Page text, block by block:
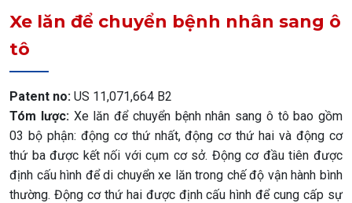
Xe lăn để chuyển bệnh nhân sang ô
tô
Patent no: US 11,071,664 B2
Tóm lược: Xe lăn để chuyển bệnh nhân sang ô tô bao gồm
03 bộ phận: động cơ thứ nhất, động cơ thứ hai và động cơ
thứ ba được kết nối với cụm cơ sở. Động cơ đầu tiên được
định cấu hình để di chuyển xe lăn trong chế độ vận hành bình
thường. Động cơ thứ hai được định cấu hình để cung cấp sự